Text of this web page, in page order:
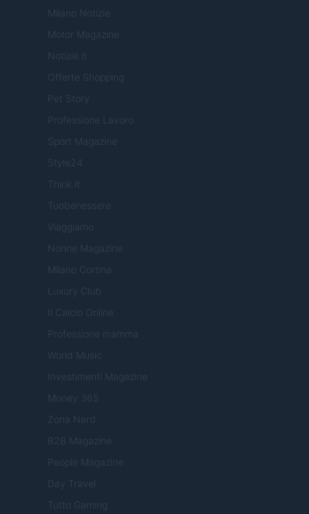
Milano Notizie
Motor Magazine
Notizie.it
Offerte Shopping
Pet Story
Professione Lavoro
Sport Magazine
Style24
Think.it
Tuobenessere
Viaggiamo
Nonne Magazine
Milano Cortina
Luxury Club
Il Calcio Online
Professione mamma
World Music
Investimenti Magazine
Money 365
Zona Nerd
B2B Magazine
People Magazine
Day Travel
Tutto Gaming